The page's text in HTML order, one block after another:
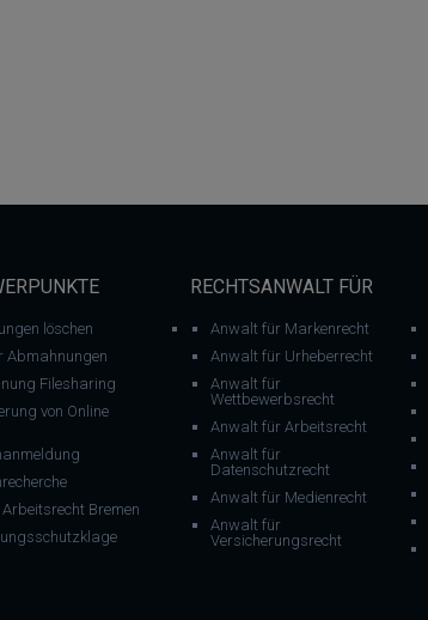
löschen
Abmahnungen
Filesharing
von Online
Bremen
RECHTSANWALT FÜR
Anwalt für Markenrecht
Anwalt für Urheberrecht
Anwalt für
Wettbewerbsrecht
Anwalt für Arbeitsrecht
Anwalt für
Datenschutzrecht
Anwalt für Medienrecht
Anwalt für
Versicherungsrecht